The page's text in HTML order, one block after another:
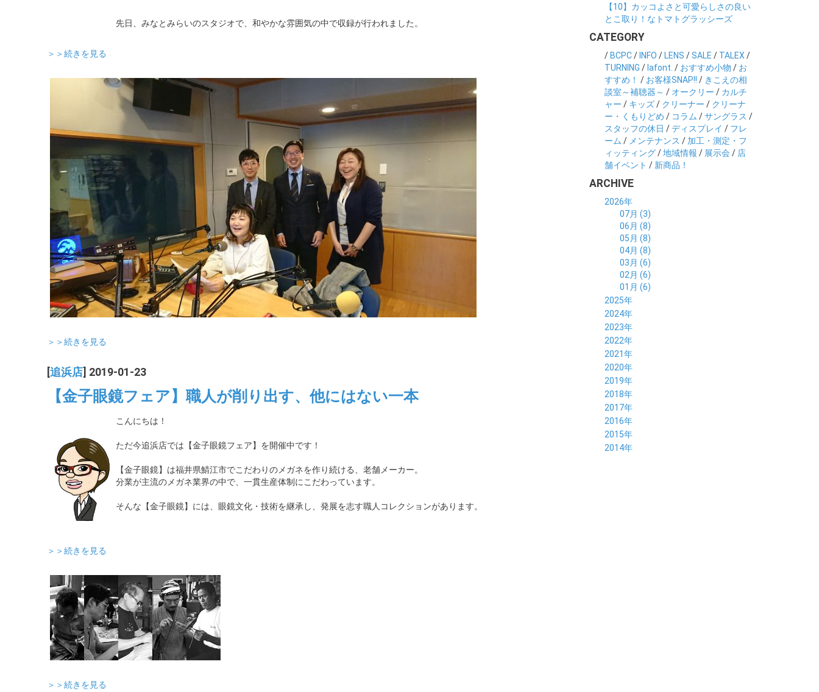
先日、みなとみらいのスタジオで、和やかな雰囲気の中で収録が行われました。
＞＞続きを見る
＞＞続きを見る
追浜店 ] 2019-01-23
【金子眼鏡フェア】職人が削り出す、他にはない一本
こんにちは！
ただ今追浜店では【金子眼鏡フェア】を開催中です！
【金子眼鏡】は福井県鯖江市でこだわりのメガネを作り続ける、老舗メーカー。
分業が主流のメガネ業界の中で、一貫生産体制にこだわっています。
そんな【金子眼鏡】には、眼鏡文化・技術を継承し、発展を志す職人コレクションがあります。
＞＞続きを見る
＞＞続きを見る
【10】カッコよさと可愛らしさの良い
とこ取り！なトマトグラッシーズ
CATEGORY
/ BCPC/ INFO / LENS /SALE / TALEX /
TURNING / lafont. / おすすめ小物 / お
すすめ！ / お客様SNAP!! / きこえの相
談室～補聴器～ / オークリー / カルチ
ャー / キッズ/ クリーナー / クリーナ
ー・くもりどめ / コラム /サングラス /
スタッフの休日 /ディスプレイ / フレ
ーム / メンテナンス / 加工・測定・フ
ィッティング/地域情報 / 展示会 / 店
舗イベント / 新商品！
ARCHIVE
2026年
07月 (3)
06月 (8)
05月 (8)
04月 (8)
03月 (6)
02月 (6)
01月 (6)
2025年
12月 (5)
11月 (3)
10月 (6)
09月 (5)
08月 (6)
07月 (4)
06月 (7)
05月 (6)
04月 (8)
03月 (6)
02月 (5)
01月 (7)
2024年
12月 (4)
11月 (8)
10月 (6)
09月 (7)
08月 (8)
07月 (5)
06月 (6)
05月 (4)
04月 (7)
03月 (6)
02月 (5)
2023年
12月 (3)
11月 (6)
10月 (6)
09月 (6)
08月 (8)
07月 (8)
06月 (8)
05月 (9)
04月 (8)
03月 (8)
2022年
12月 (12)
11月 (6)
10月 (5)
09月 (7)
08月 (5)
07月 (3)
06月 (5)
05月 (7)
04月 (6)
2021年
12月 (5)
11月 (5)
10月 (6)
09月 (5)
08月 (11)
07月 (5)
06月 (6)
05月 (6)
2020年
12月 (3)
11月 (6)
10月 (5)
09月 (8)
08月 (6)
07月 (7)
06月 (6)
2019年
12月 (7)
11月 (4)
10月 (8)
09月 (4)
08月 (7)
07月 (3)
2018年
12月 (8)
11月 (7)
10月 (8)
09月 (5)
08月 (7)
2017年
12月 (6)
11月 (6)
10月 (5)
2016年
12月 (8)
11月 (4)
2015年
12月 (8)
2014年